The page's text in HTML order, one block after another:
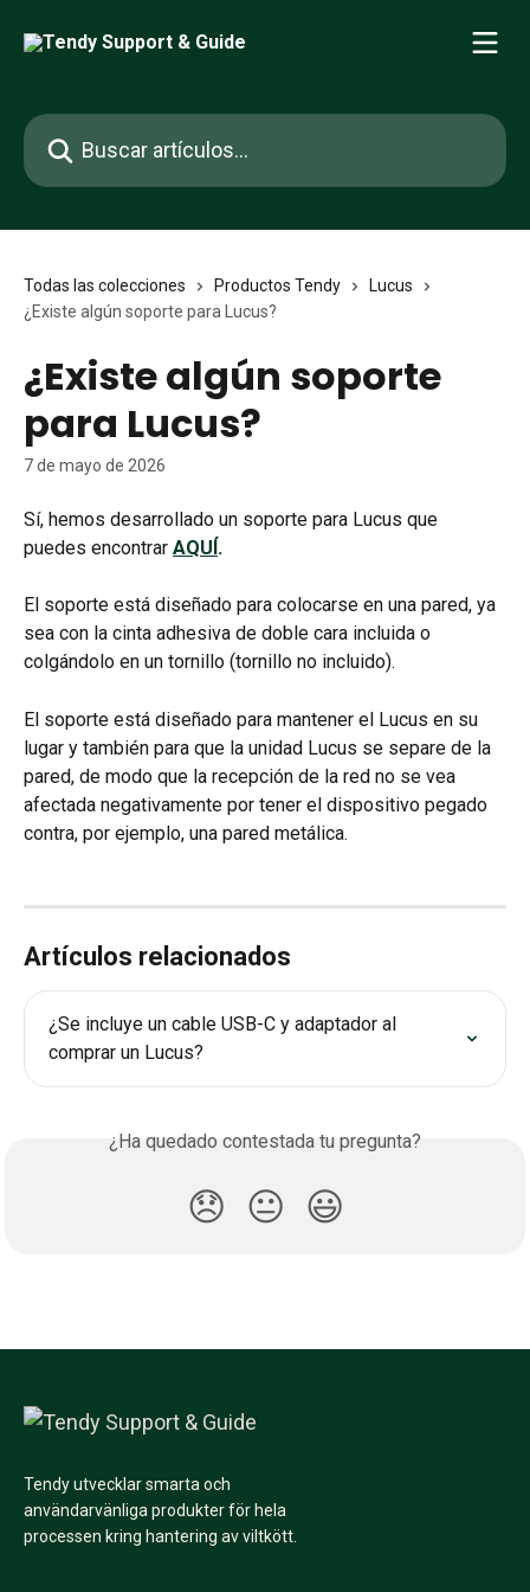
Buscar artículos...
Todas las colecciones Productos Tendy
Lucus
¿Existe algún soporte para Lucus?
¿Existe algún soporte
para Lucus?
7 de mayo de 2026
Sí, hemos desarrollado un soporte para Lucus que
puedes encontrar AQUÍ.
El soporte está diseñado para colocarse en una pared, ya
sea con la cinta adhesiva de doble cara incluida o
colgándolo en un tornillo (tornillo no incluido).
El soporte está diseñado para mantener el Lucus en su
lugar y también para que la unidad Lucus se separe de la
pared, de modo que la recepción de la red no se vea
afectada negativamente por tener el dispositivo pegado
contra, por ejemplo, una pared metálica.
Artículos relacionados
¿Se incluye un cable USB-C y adaptador al
comprar un Lucus?
¿Ha quedado contestada tu pregunta?
😞 😐 😃
Tendy utvecklar smarta och
användarvänliga produkter för hela
processen kring hantering av viltkött.